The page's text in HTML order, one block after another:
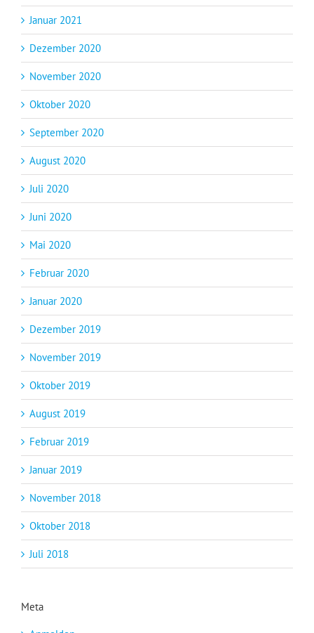
Januar 2021
Dezember 2020
November 2020
Oktober 2020
September 2020
August 2020
Juli 2020
Juni 2020
Mai 2020
Februar 2020
Januar 2020
Dezember 2019
November 2019
Oktober 2019
August 2019
Februar 2019
Januar 2019
November 2018
Oktober 2018
Juli 2018
Meta